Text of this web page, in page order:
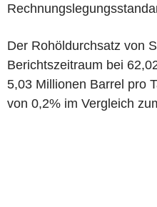
Der Rohöldurchsatz von
Berichtszeitraum bei
5,03 Millionen Barrel pro
von 0,2% im Vergleich